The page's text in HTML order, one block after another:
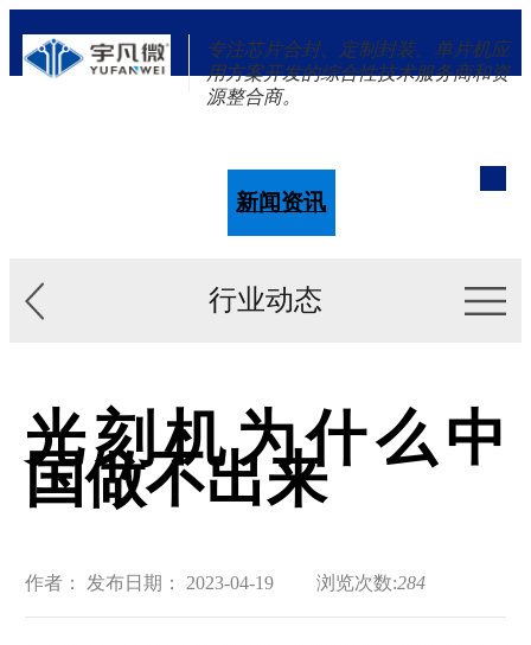
专注芯片合封、定制封装、单片机应
用方案开发的综合性技术服务商和资
源整合商。
新闻资讯
行业动态
光刻机为什么中
国做不出来
作者： 发布日期： 2023-04-19 浏览次数:284